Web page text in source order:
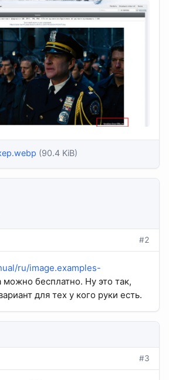
(90.4 KiB)
#2
ru/image.examples-
можно бесплатно. Ну это так,
для тех у кого руки есть.
#3